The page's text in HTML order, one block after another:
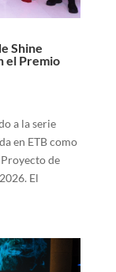
Shine
el Premio
a la serie
en ETB como
Proyecto de
El